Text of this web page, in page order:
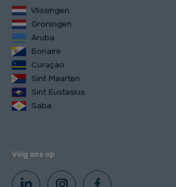
Vlissingen
Groningen
Aruba
Bonaire
Curaçao
Sint Maarten
Sint Eustasius
Saba
Volg ons op